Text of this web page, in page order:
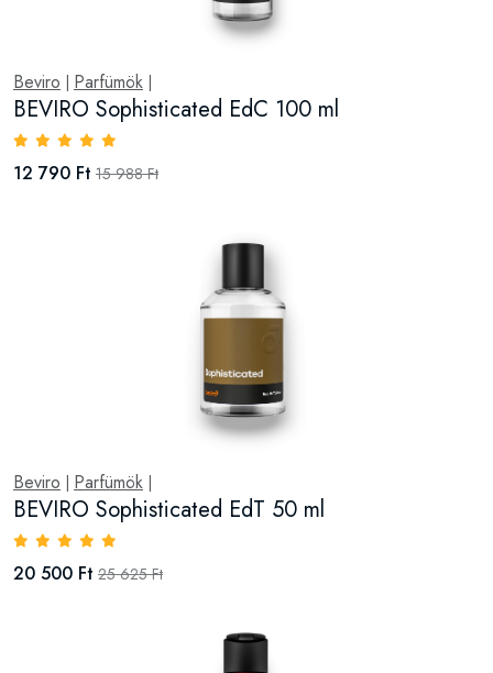
Beviro Parfümök
BEVIRO Sophisticated EdC 100 ml
12 790 Ft 15 988 Ft
Beviro Parfümök
BEVIRO Sophisticated EdT 50 ml
20 500 Ft 25 625 Ft